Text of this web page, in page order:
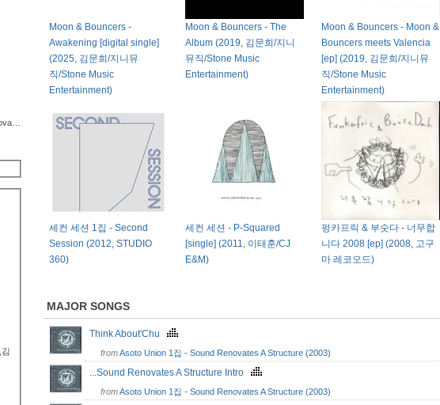
,김
Moon & Bouncers -
Awakening [digital single]
(2025, 김문희/지니뮤
직/Stone Music
Entertainment)
Moon & Bouncers - The
Album (2019, 김문희/지니
뮤직/Stone Music
Entertainment)
Moon & Bouncers - Moon &
Bouncers meets Valencia
[ep] (2019, 김문희/지니뮤
직/Stone Music
Entertainment)
세컨 세션 1집 - Second
Session (2012, STUDIO
360)
세컨 세션 - P-Squared
[single] (2011, 이태훈/CJ
E&M)
펑카프릭 & 부숫다 - 너무합
니다 2008 [ep] (2008, 고구
마 레코오드)
MAJOR SONGS
Think About'Chu
fromAsoto Union 1집 - Sound Renovates A Structure (2003)
...Sound Renovates A Structure Intro
fromAsoto Union 1집 - Sound Renovates A Structure (2003)